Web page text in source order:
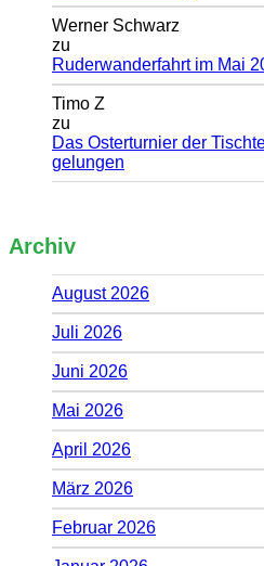
Werner Schwarz
zu
Ruderwanderfahrt im Mai
Timo Z
zu
Das Osterturnier der
gelungen
Archiv
August 2026
Juli 2026
Juni 2026
Mai 2026
April 2026
März 2026
Februar 2026